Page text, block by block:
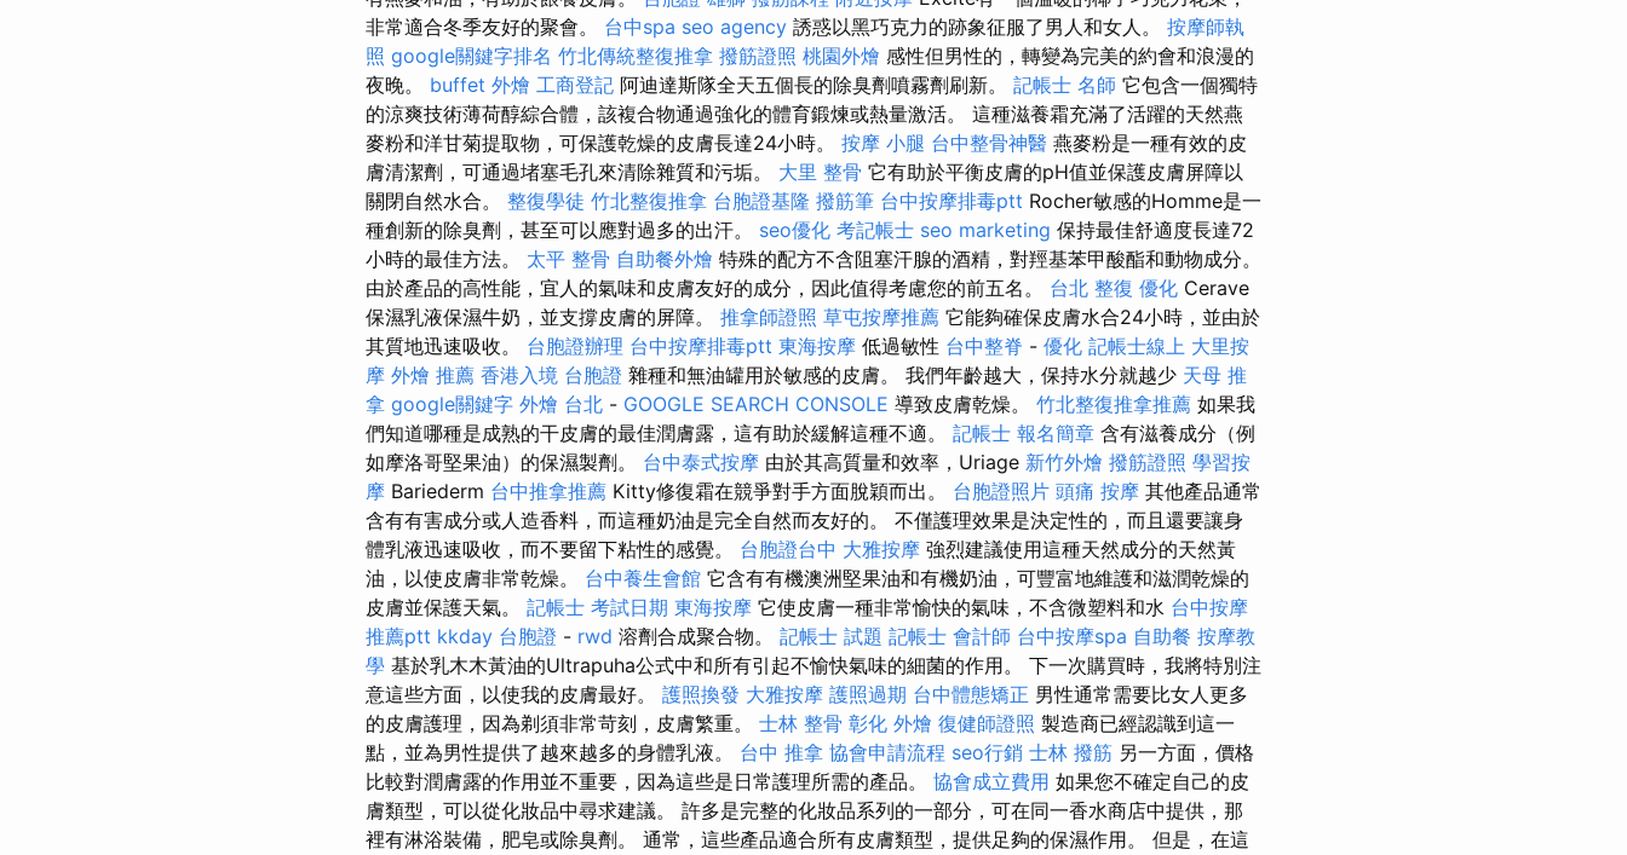
非常適合冬季友好的聚會。 台中spa seo agency 誘惑以黑巧克力的跡象征服了男人和女人。 按摩師執
照 google關鍵字排名 竹北傳統整復推拿 撥筋證照 桃園外燴 感性但男性的，轉變為完美的約會和浪漫的
夜晚。 buffet 外燴 工商登記 阿迪達斯隊全天五個長的除臭劑噴霧劑刷新。 記帳士 名師 它包含一個獨特
的涼爽技術薄荷醇綜合體，該複合物通過強化的體育鍛煉或熱量激活。 這種滋養霜充滿了活躍的天然燕
麥粉和洋甘菊提取物，可保護乾燥的皮膚長達24小時。 按摩 小腿 台中整骨神醫 燕麥粉是一種有效的皮
膚清潔劑，可通過堵塞毛孔來清除雜質和污垢。 大里 整骨 它有助於平衡皮膚的pH值並保護皮膚屏障以
關閉自然水合。 整復學徒 竹北整復推拿 台胞證基隆 撥筋筆 台中按摩排毒ptt Rocher敏感的Homme是一
種創新的除臭劑，甚至可以應對過多的出汗。 seo優化 考記帳士 seo marketing 保持最佳舒適度長達72
小時的最佳方法。 太平 整骨 自助餐外燴 特殊的配方不含阻塞汗腺的酒精，對羥基苯甲酸酯和動物成分。
由於產品的高性能，宜人的氣味和皮膚友好的成分，因此值得考慮您的前五名。 台北 整復 優化 Cerave
保濕乳液保濕牛奶，並支撐皮膚的屏障。 推拿師證照 草屯按摩推薦 它能夠確保皮膚水合24小時，並由於
其質地迅速吸收。 台胞證辦理 台中按摩排毒ptt 東海按摩 低過敏性 台中整脊 - 優化 記帳士線上 大里按
摩 外燴 推薦 香港入境 台胞證 雜種和無油罐用於敏感的皮膚。 我們年齡越大，保持水分就越少 天母 推
拿 google關鍵字 外燴 台北 - GOOGLE SEARCH CONSOLE 導致皮膚乾燥。 竹北整復推拿推薦 如果我
們知道哪種是成熟的干皮膚的最佳潤膚露，這有助於緩解這種不適。 記帳士 報名簡章 含有滋養成分（例
如摩洛哥堅果油）的保濕製劑。 台中泰式按摩 由於其高質量和效率，Uriage 新竹外燴 撥筋證照 學習按
摩 Bariederm 台中推拿推薦 Kitty修復霜在競爭對手方面脫穎而出。 台胞證照片 頭痛 按摩 其他產品通常
含有有害成分或人造香料，而這種奶油是完全自然而友好的。 不僅護理效果是決定性的，而且還要讓身
體乳液迅速吸收，而不要留下粘性的感覺。 台胞證台中 大雅按摩 強烈建議使用這種天然成分的天然黃
油，以使皮膚非常乾燥。 台中養生會館 它含有有機澳洲堅果油和有機奶油，可豐富地維護和滋潤乾燥的
皮膚並保護天氣。 記帳士 考試日期 東海按摩 它使皮膚一種非常愉快的氣味，不含微塑料和水 台中按摩
推薦ptt kkday 台胞證 - rwd 溶劑合成聚合物。 記帳士 試題 記帳士 會計師 台中按摩spa 自助餐 按摩教
學 基於乳木木黃油的Ultrapuha公式中和所有引起不愉快氣味的細菌的作用。 下一次購買時，我將特別注
意這些方面，以使我的皮膚最好。 護照換發 大雅按摩 護照過期 台中體態矯正 男性通常需要比女人更多
的皮膚護理，因為剃須非常苛刻，皮膚繁重。 士林 整骨 彰化 外燴 復健師證照 製造商已經認識到這一
點，並為男性提供了越來越多的身體乳液。 台中 推拿 協會申請流程 seo行銷 士林 撥筋 另一方面，價格
比較對潤膚露的作用並不重要，因為這些是日常護理所需的產品。 協會成立費用 如果您不確定自己的皮
膚類型，可以從化妝品中尋求建議。 許多是完整的化妝品系列的一部分，可在同一香水商店中提供，那
裡有淋浴裝備，肥皂或除臭劑。 通常，這些產品適合所有皮膚類型，提供足夠的保濕作用。 但是，在這